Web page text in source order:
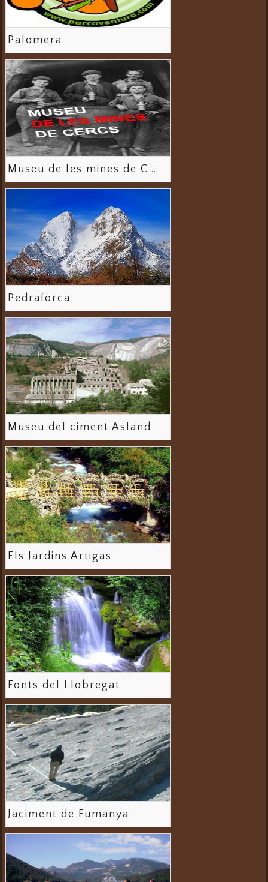
Palomera
Museu de les mines de Cercs
Pedraforca
Museu del ciment Asland
Els Jardins Artigas
Fonts del Llobregat
Jaciment de Fumanya